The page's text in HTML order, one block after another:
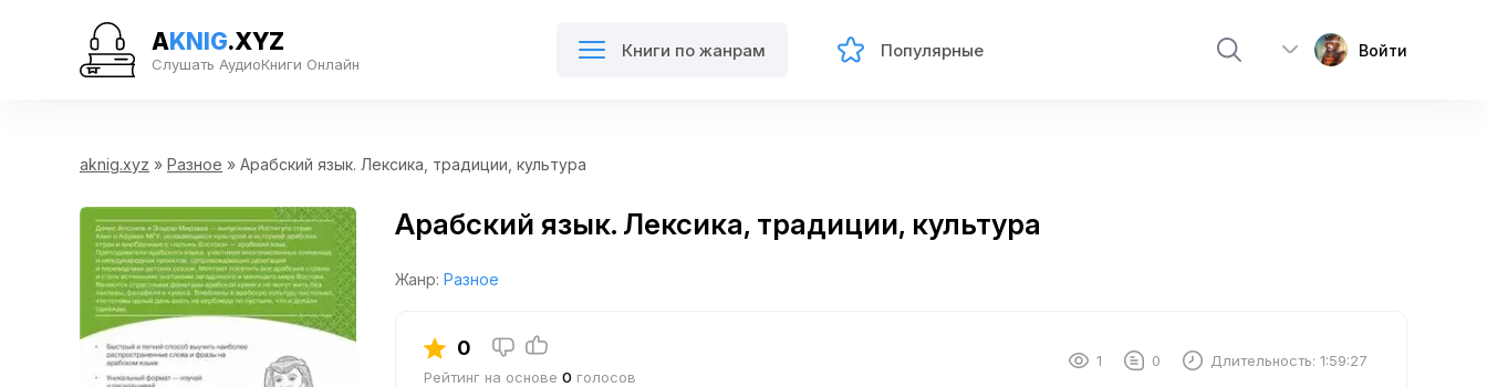
AKNIG.XYZ
Слушать АудиоКниги Онлайн
Книги по жанрам Популярные Войти
aknig.xyz » Разное » Арабский язык. Лексика, традиции, культура
Арабский язык. Лексика, традиции, культура
Жанр: Разное
0
Рейтинг на основе 0 голосов
1 0 Длительность: 1:59:27